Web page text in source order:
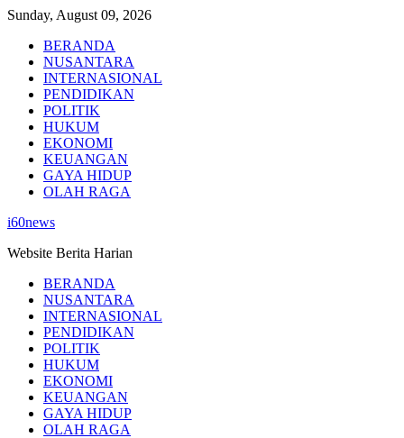
Skip
content
Sunday, August 09, 2026
BERANDA
NUSANTARA
INTERNASIONAL
PENDIDIKAN
POLITIK
HUKUM
EKONOMI
KEUANGAN
GAYA HIDUP
OLAH RAGA
i60news
Website Berita Harian
BERANDA
NUSANTARA
INTERNASIONAL
PENDIDIKAN
POLITIK
HUKUM
EKONOMI
KEUANGAN
GAYA HIDUP
OLAH RAGA